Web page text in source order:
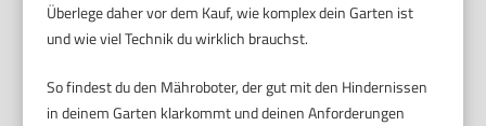
Überlege daher vor dem Kauf, wie komplex dein Garten ist
und wie viel Technik du wirklich brauchst.
So findest du den Mähroboter, der gut mit den Hindernissen
in deinem Garten klarkommt und deinen Anforderungen